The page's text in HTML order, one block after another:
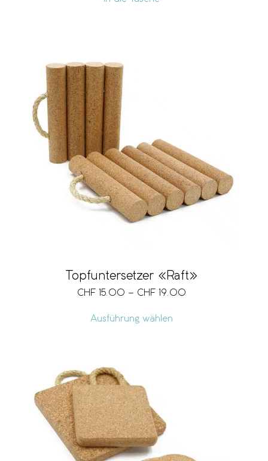
Topfuntersetzer «Raft»
CHF 15.00 – CHF 19.00
Ausführung wählen